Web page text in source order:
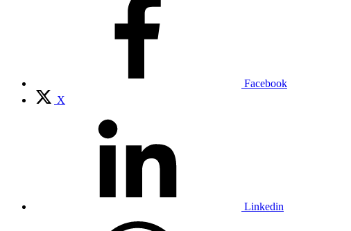
Facebook
X
Linkedin